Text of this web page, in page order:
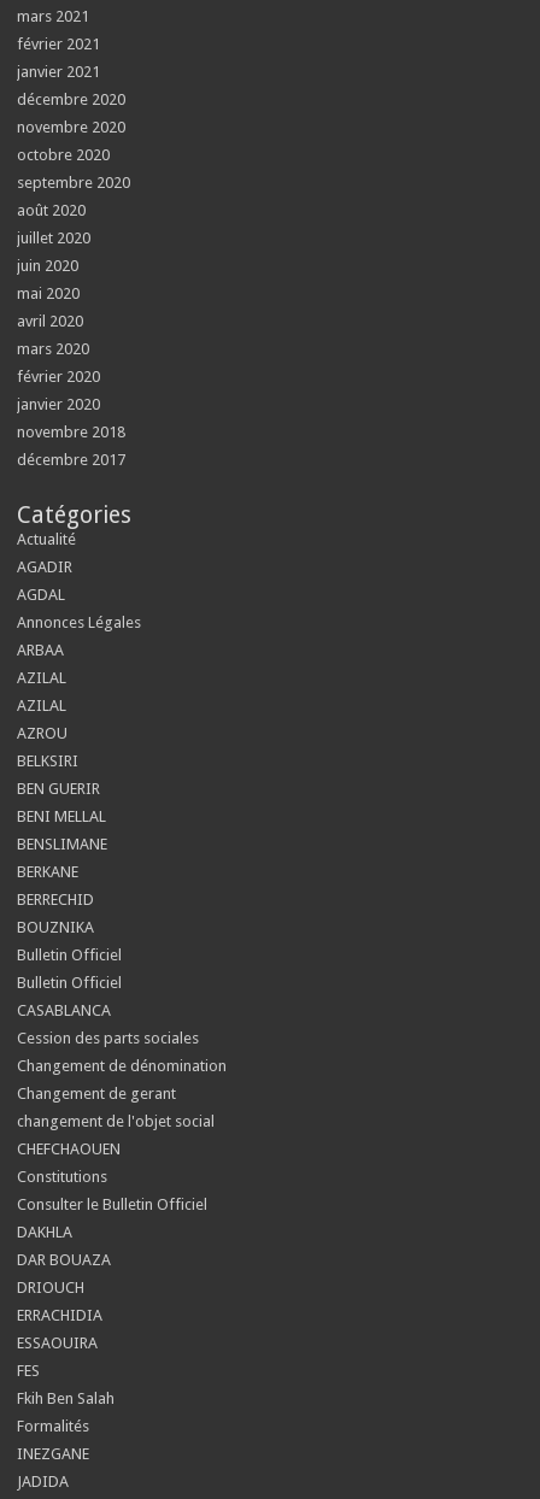
mars 2021
février 2021
janvier 2021
décembre 2020
novembre 2020
octobre 2020
septembre 2020
août 2020
juillet 2020
juin 2020
mai 2020
avril 2020
mars 2020
février 2020
janvier 2020
novembre 2018
décembre 2017
Catégories
Actualité
AGADIR
AGDAL
Annonces Légales
ARBAA
AZILAL
AZILAL
AZROU
BELKSIRI
BEN GUERIR
BENI MELLAL
BENSLIMANE
BERKANE
BERRECHID
BOUZNIKA
Bulletin Officiel
Bulletin Officiel
CASABLANCA
Cession des parts sociales
Changement de dénomination
Changement de gerant
changement de l'objet social
CHEFCHAOUEN
Constitutions
Consulter le Bulletin Officiel
DAKHLA
DAR BOUAZA
DRIOUCH
ERRACHIDIA
ESSAOUIRA
FES
Fkih Ben Salah
Formalités
INEZGANE
JADIDA